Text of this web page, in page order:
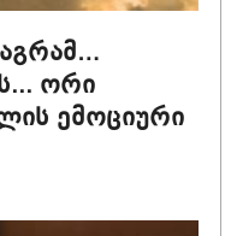
ორი
ემოციური